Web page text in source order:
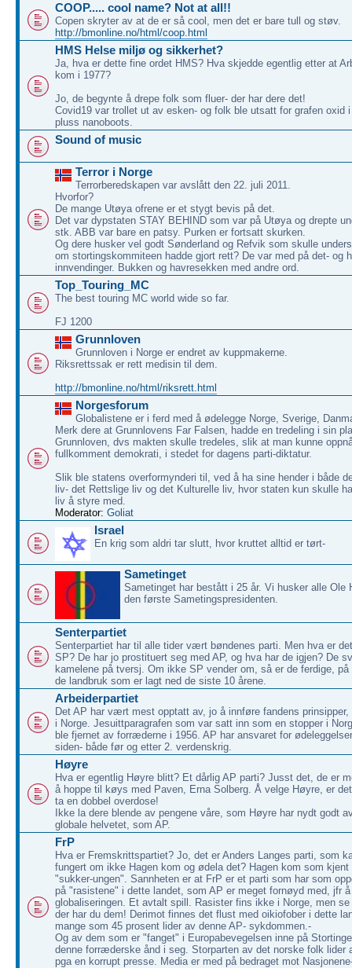
COOP..... cool name? Not at all!!
Copen skryter av at de er så cool, men det er bare tull og støv.
http://bmonline.no/html/coop.html
HMS Helse miljø og sikkerhet?
Ja, hva er dette fine ordet HMS? Hva skjedde egentlig etter at
kom i 1977?
Jo, de begynte å drepe folk som fluer- der har dere det!
Covid19 var trollet ut av esken- og folk ble utsatt for grafen oxid
pluss nanoboots.
Sound of music
Terror i Norge
Terrorberedskapen var avslått den 22. juli 2011.
Hvorfor?
De mange Utøya ofrene er et stygt bevis på det.
Det var dypstaten STAY BEHIND som var på Utøya og drepte
stk. ABB var bare en patsy. Purken er fortsatt skurken.
Og dere husker vel godt Sønderland og Refvik som skulle
om stortingskommiteen hadde gjort rett? De var med på det- og
innvendinger. Bukken og havresekken med andre ord.
Top_Touring_MC
The best touring MC world wide so far.
FJ 1200
Grunnloven
Grunnloven i Norge er endret av kuppmakerne.
Riksrettssak er rett medisin til dem.
http://bmonline.no/html/riksrett.html
Norgesforum
Globalistene er i ferd med å ødelegge Norge, Sverige,
Merk dere at Grunnlovens Far Falsen, hadde en tredeling i sin
Grunnloven, dvs makten skulle tredeles, slik at man kunne
fullkomment demokrati, i stedet for dagens parti-diktatur.
Slik ble statens overformynderi til, ved å ha sine hender i både
liv- det Rettslige liv og det Kulturelle liv, hvor staten kun skulle
liv å styre med.
Moderator: Goliat
Israel
En krig som aldri tar slutt, hvor kruttet alltid er tørt-
Sametinget
Sametinget har bestått i 25 år. Vi husker alle Ole
den første Sametingspresidenten.
Senterpartiet
Senterpartiet har til alle tider vært bøndenes parti. Men hva er
SP? De har jo prostituert seg med AP, og hva har de igjen? De
kamelene på tversj. Om ikke SP vender om, så er de ferdige, på
de landbruk som er lagt ned de siste 10 årene.
Arbeiderpartiet
Det AP har vært mest opptatt av, jo å innføre fandens prinsipper,
i Norge. Jesuittparagrafen som var satt inn som en stopper i
ble fjernet av forræderne i 1956. AP har ansvaret for
siden- både før og etter 2. verdenskrig.
Høyre
Hva er egentlig Høyre blitt? Et dårlig AP parti? Jusst det, de er
å hoppe til køys med Paven, Erna Solberg. Å velge Høyre, er
ta en dobbel overdose!
Ikke la dere blende av pengene våre, som Høyre har nydt godt
globale helvetet, som AP.
FrP
Hva er Fremskrittspartiet? Jo, det er Anders Langes parti, som
fungert om ikke Hagen kom og ødela det? Hagen kom som kjent
"sukker-ungen". Sannheten er at FrP er et parti som har som
på "rasistene" i dette landet, som AP er meget fornøyd med, jfr
globaliseringen. Et avtalt spill. Rasister fins ikke i Norge, men
der har du dem! Derimot finnes det flust med oikiofober i dette
mange som 45 prosent lider av denne AP- sykdommen.-
Og av dem som er "fanget" i Europabevegelsen inne på
denne forræderske ånd i seg. Storparten av det norske folk lider
pga en korrupt presse. Media er med på bedraget mot